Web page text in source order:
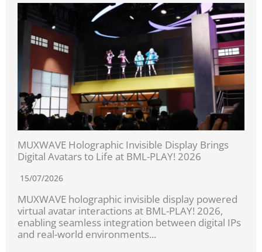
MUXWAVE Holographic Invisible Display Brings
Digital Avatars to Life at BML-PLAY! 2026
15/07/2026
MUXWAVE holographic invisible display powered
virtual avatar interactions at BML-PLAY! 2026,
enabling seamless integration between digital IPs
and real-world environments...